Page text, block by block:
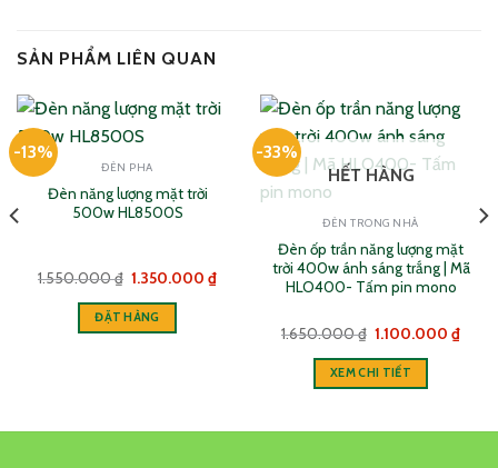
SẢN PHẨM LIÊN QUAN
-13%
ĐÈN PHA
Đèn năng lượng mặt trời
500w HL8500S
1.550.000₫ Giá
là:
1.550.000 ₫.
1.350.000₫Giá
1.350.000 ₫.
ĐẶT HÀNG
-33%
HẾT HÀNG
ĐÈN TRONG NHÀ
Đèn ốp trần năng lượng mặt
trời 400w ánh sáng trắng | Mã
HLO400- Tấm pin mono
1.650.000₫ Giá
là:
1.650.000 ₫.
1.100.000₫Giá
XEM CHI TIẾT